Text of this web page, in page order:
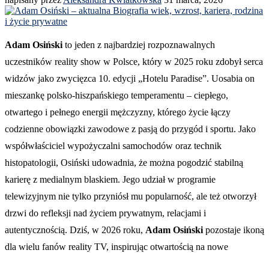
Adam Osiński to jeden z najbardziej rozpoznawalnych
uczestników reality show w Polsce, który w 2025 roku zdobył serca
widzów jako zwycięzca 10. edycji „Hotelu Paradise”. Uosabia on
mieszankę polsko-hiszpańskiego temperamentu – ciepłego,
otwartego i pełnego energii mężczyzny, którego życie łączy
codzienne obowiązki zawodowe z pasją do przygód i sportu. Jako
współwłaściciel wypożyczalni samochodów oraz technik
histopatologii, Osiński udowadnia, że można pogodzić stabilną
karierę z medialnym blaskiem. Jego udział w programie
telewizyjnym nie tylko przyniósł mu popularność, ale też otworzył
drzwi do refleksji nad życiem prywatnym, relacjami i
autentycznością. Dziś, w 2026 roku, Adam Osiński pozostaje ikoną
dla wielu fanów reality TV, inspirując otwartością na nowe